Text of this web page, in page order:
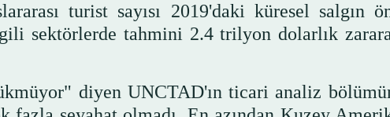
turist sayısı 2019'daki küresel salgın
sektörlerde tahmini 2.4 trilyon dolarlık
diyen UNCTAD'ın ticari analiz